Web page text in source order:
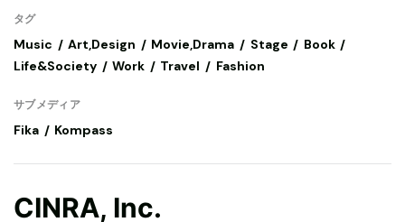
タグ
Music Art,Design Movie,Drama Stage
Book
Life&Society
Work Travel Fashion
サブメディア
Fika Kompass
CINRA, Inc.